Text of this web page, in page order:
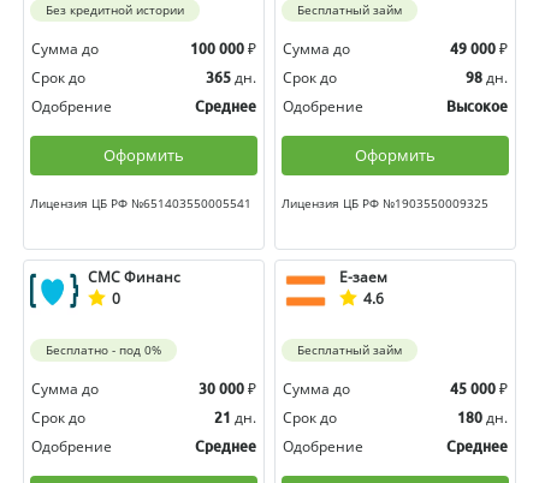
Без кредитной истории
Сумма до 100 000 ₽
Срок до
365 дн.
Одобрение
Среднее
Оформить
Лицензия ЦБ РФ №651403550005541
Бесплатный займ
Сумма до 49 000 ₽
Срок до
98 дн.
Одобрение
Высокое
Оформить
Лицензия ЦБ РФ №1903550009325
СМС Финанс
0
Бесплатно - под 0%
Сумма до 30 000 ₽
Срок до
21 дн.
Одобрение
Среднее
Е-заем
4.6
Бесплатный займ
Сумма до 45 000 ₽
Срок до
180 дн.
Одобрение
Среднее